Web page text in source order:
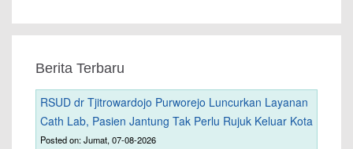
Berita Terbaru
RSUD dr Tjitrowardojo Purworejo Luncurkan Layanan
Cath Lab, Pasien Jantung Tak Perlu Rujuk Keluar Kota
Posted on: Jumat, 07-08-2026